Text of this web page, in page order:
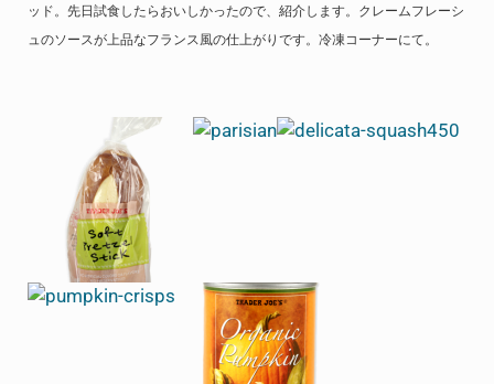
ッド。先日試食したらおいしかったので、紹介します。クレームフレーシ
ュのソースが上品なフランス風の仕上がりです。冷凍コーナーにて。